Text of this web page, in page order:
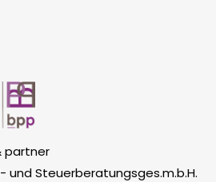
partner
Steuerberatungsges.m.b.H.